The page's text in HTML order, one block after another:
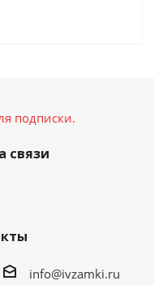
подписки.
связи
info@ivzamki.ru